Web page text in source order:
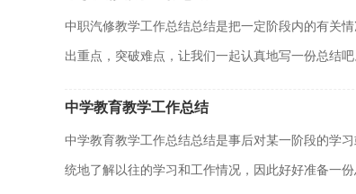
中职汽修教学工作总结总结是把一定阶段内的有关
出重点，突破难点，让我们一起认真地写一份总结
中学教育教学工作总结
中学教育教学工作总结总结是事后对某一阶段的学
统地了解以往的学习和工作情况，因此好好准备一